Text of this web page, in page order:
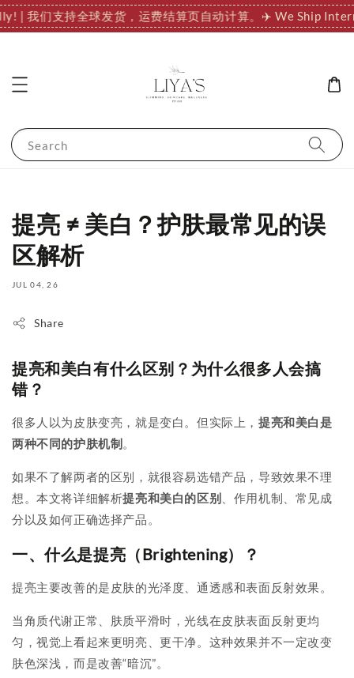
| 我们支持全球发货，运费结算页自动计算。 ✈️ We Ship
Search
提亮 ≠ 美白？护肤最常见的误
区解析
JUL 04, 26
Share
提亮和美白有什么区别？为什么很多人会搞
错？
很多人以为皮肤变亮，就是变白。但实际上， 提亮和美白是
两种不同的护肤机制。
如果不了解两者的区别，就很容易选错产品，导致效果不理
想。本文将详细解析提亮和美白的区别 、作用机制、常见成
分以及如何正确选择产品。
一、什么是提亮（Brightening）？
提亮主要改善的是皮肤的光泽度、通透感和表面反射效果。
当角质代谢正常、肤质平滑时，光线在皮肤表面反射更均
匀，视觉上看起来更明亮、更干净。这种效果并不一定改变
肤色深浅，而是改善“暗沉”。